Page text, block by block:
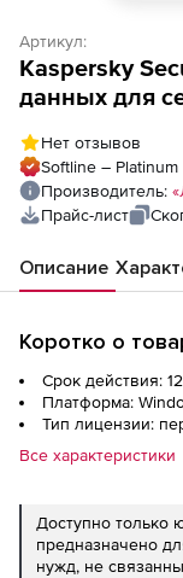
Артикул:
Kaspersky
данных для
Нет отзывов
Softline –
Производитель:
Прайс-лист
Описание
Коротко о
Срок действия:
Платформа:
Тип лицензии:
Все характеристики
Доступно только
предназначено
нужд, не